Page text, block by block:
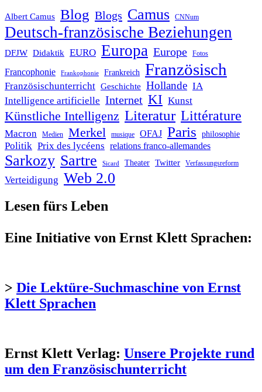
Albert Camus Blog Blogs Camus CNNum
Deutsch-französische Beziehungen
DFJW Didaktik EURO Europa Europe Fotos
Francophonie Frankophonie Frankreich Französisch
Französischunterricht Geschichte Hollande IA
Intelligence artificielle Internet KI Kunst
Künstliche Intelligenz Literatur Littérature
Macron Medien Merkel musique OFAJ Paris philosophie
Politik Prix des lycéens relations franco-allemandes
Sarkozy Sartre Sicard Theater Twitter Verfassungsreform
Verteidigung Web 2.0
Lesen fürs Leben
Eine Initiative von Ernst Klett Sprachen:
> Die Lektüre-Suchmaschine von Ernst
Klett Sprachen
Ernst Klett Verlag: Unsere Projekte rund
um den Französischunterricht